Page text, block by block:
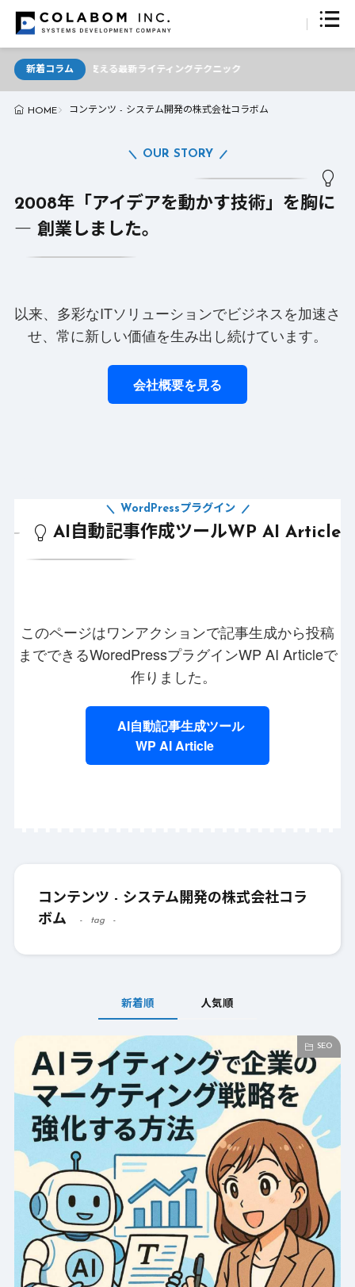
新着コラム
見！AIが支える最新ライティングテクニック
HOME コンテンツ - システム開発の株式会社コラボム
2008年「アイデアを動かす技術」を胸に
― 創業しました。
OUR STORY
以来、多彩なITソリューションでビジネスを加速さ
せ、常に新しい価値を生み出し続けています。
会社概要を見る
AI自動記事作成ツールWP AI Article
WordPressプラグイン
このページはワンアクションで記事生成から投稿
までできるWoredPressプラグインWP AI Articleで
作りました。
AI自動記事生成ツール
WP AI Article
コンテンツ - システム開発の株式会社コラ
ボム
tag
新着順 人気順
SEO